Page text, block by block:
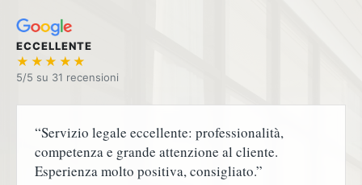
ECCELLENTE
★★★★★
5/5 su
“Servizio legale eccellente: professionalità,
competenza e grande attenzione al cliente.
Esperienza molto positiva, consigliato.”